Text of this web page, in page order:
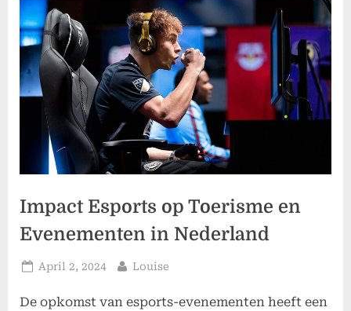
Impact Esports op Toerisme en
Evenementen in Nederland
Posted
April 2, 2024 By
Louise
De opkomst van esports-evenementen heeft een